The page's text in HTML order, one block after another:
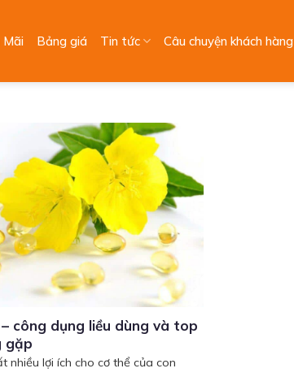
Mãi Bảng giá Tin tức Câu chuyện khách hàng
công dụng liều dùng và top
gặp
nhiều lợi ích cho cơ thể của con